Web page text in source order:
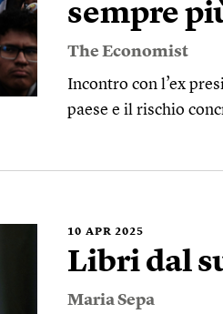
sempre
The Economist
Incontro con l’ex
paese e il rischio
10 APR 2025
Libri dal
Maria Sepa